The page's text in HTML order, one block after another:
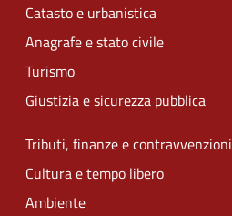
Catasto e urbanistica
Anagrafe e stato civile
Turismo
Giustizia e sicurezza pubblica
Tributi, finanze e contravvenzioni
Cultura e tempo libero
Ambiente